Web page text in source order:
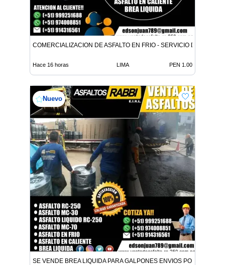
COMERCIALIZACION DE ASFALTO EN FRIO - SERVICIO DE
Hace 16 horas LIMA PEN 1.00
Nuevo
SE VENDE BREA LIQUIDA PARA GALPONES ENVIOS POR